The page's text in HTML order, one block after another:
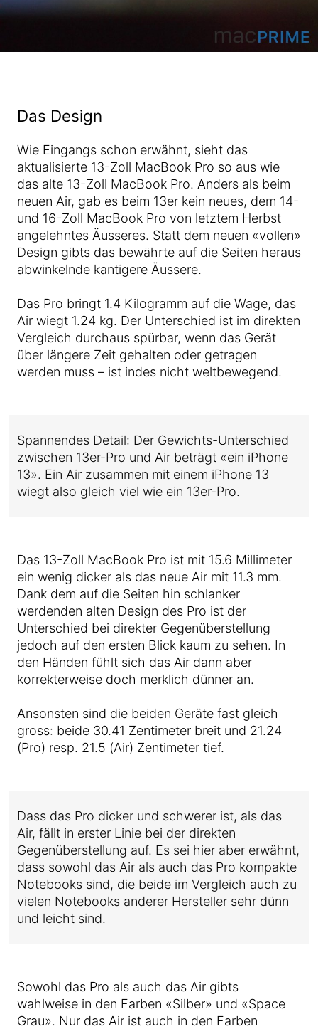
Das Design
Wie Eingangs schon erwähnt, sieht das
aktualisierte 13-Zoll MacBook Pro so aus wie
das alte 13-Zoll MacBook Pro. Anders als beim
neuen Air, gab es beim 13er kein neues, dem 14-
und 16-Zoll MacBook Pro von letztem Herbst
angelehntes Äusseres. Statt dem neuen «vollen»
Design gibts das bewährte auf die Seiten heraus
abwinkelnde kantigere Äussere.
Das Pro bringt 1.4 Kilogramm auf die Wage, das
Air wiegt 1.24 kg. Der Unterschied ist im direkten
Vergleich durchaus spürbar, wenn das Gerät
über längere Zeit gehalten oder getragen
werden muss – ist indes nicht weltbewegend.
Spannendes Detail: Der Gewichts-Unterschied
zwischen 13er-Pro und Air beträgt «ein iPhone
13». Ein Air zusammen mit einem iPhone 13
wiegt also gleich viel wie ein 13er-Pro.
Das 13-Zoll MacBook Pro ist mit 15.6 Millimeter
ein wenig dicker als das neue Air mit 11.3 mm.
Dank dem auf die Seiten hin schlanker
werdenden alten Design des Pro ist der
Unterschied bei direkter Gegenüberstellung
jedoch auf den ersten Blick kaum zu sehen. In
den Händen fühlt sich das Air dann aber
korrekterweise doch merklich dünner an.
Ansonsten sind die beiden Geräte fast gleich
gross: beide 30.41 Zentimeter breit und 21.24
(Pro) resp. 21.5 (Air) Zentimeter tief.
Dass das Pro dicker und schwerer ist, als das
Air, fällt in erster Linie bei der direkten
Gegenüberstellung auf. Es sei hier aber erwähnt,
dass sowohl das Air als auch das Pro kompakte
Notebooks sind, die beide im Vergleich auch zu
vielen Notebooks anderer Hersteller sehr dünn
und leicht sind.
Sowohl das Pro als auch das Air gibts
wahlweise in den Farben «Silber» und «Space
Grau». Nur das Air ist auch in den Farben